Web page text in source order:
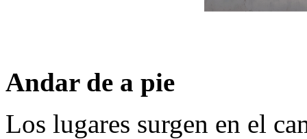
Andar de a pie
Los lugares surgen en el